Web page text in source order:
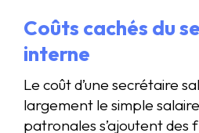
Coûts cachés du
interne
Le coût d’une secrétaire
largement le simple
patronales s’ajoutent des